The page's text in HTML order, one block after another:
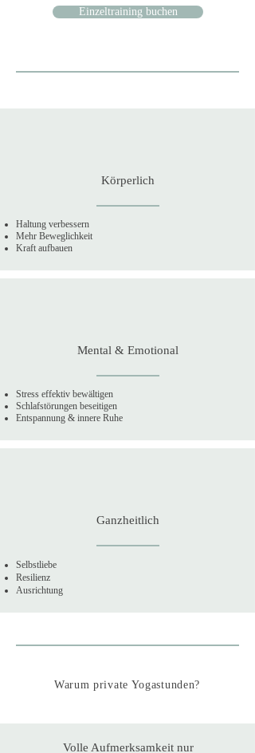
Einzeltraining buchen
Körperlich
Haltung verbessern
Mehr Beweglichkeit
Kraft aufbauen
Mental & Emotional
Stress effektiv bewältigen
Schlafstörungen beseitigen
Entspannung & innere Ruhe
Ganzheitlich
Selbstliebe
Resilienz
Ausrichtung
Warum private Yogastunden?
Volle Aufmerksamkeit nur